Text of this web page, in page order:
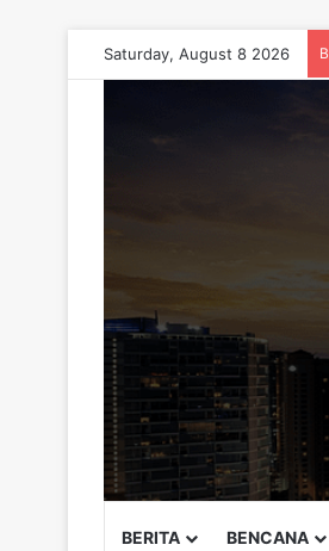
Saturday, August 8 2026
BERITA BENCANA